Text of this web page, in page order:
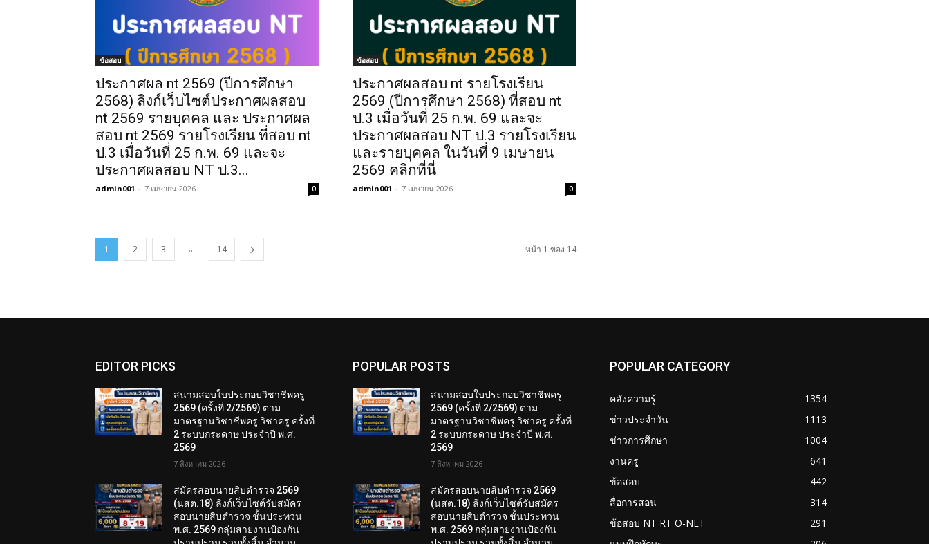
ข้อสอบ
ประกาศผล nt 2569 (ปีการศึกษา
2568) ลิงก์เว็บไซต์ประกาศผลสอบ
nt 2569 รายบุคคล และ ประกาศผล
สอบ nt 2569 รายโรงเรียน ที่สอบ nt
ป.3 เมื่อวันที่ 25 ก.พ. 69 และจะ
ประกาศผลสอบ NT ป.3...
admin001 - 7 เมษายน 2026 0
ข้อสอบ
ประกาศผลสอบ nt รายโรงเรียน
2569 (ปีการศึกษา 2568) ที่สอบ nt
ป.3 เมื่อวันที่ 25 ก.พ. 69 และจะ
ประกาศผลสอบ NT ป.3 รายโรงเรียน
และรายบุคคล ในวันที่ 9 เมษายน
2569 คลิกที่นี่
admin001 - 7 เมษายน 2026 0
1 2 3 ... 14 หน้า 1 ของ 14
EDITOR PICKS
สนามสอบใบประกอบวิชาชีพครู
2569 (ครั้งที่ 2/2569) ตาม
มาตรฐานวิชาชีพครู วิชาครู ครั้งที่
2 ระบบกระดาษ ประจำปี พ.ศ.
2569
7 สิงหาคม 2026
สมัครสอบนายสิบตำรวจ 2569
(นสต.18) ลิงก์เว็บไซต์รับสมัคร
สอบนายสิบตำรวจ ชั้นประทวน
พ.ศ. 2569 กลุ่มสายงานป้องกัน
POPULAR POSTS
สนามสอบใบประกอบวิชาชีพครู
2569 (ครั้งที่ 2/2569) ตาม
มาตรฐานวิชาชีพครู วิชาครู ครั้งที่
2 ระบบกระดาษ ประจำปี พ.ศ.
2569
7 สิงหาคม 2026
สมัครสอบนายสิบตำรวจ 2569
(นสต.18) ลิงก์เว็บไซต์รับสมัคร
สอบนายสิบตำรวจ ชั้นประทวน
พ.ศ. 2569 กลุ่มสายงานป้องกัน
POPULAR CATEGORY
คลังความรู้
1354
ข่าวประจำวัน
1113
ข่าวการศึกษา
1004
งานครู
641
ข้อสอบ
442
สื่อการสอน
314
ข้อสอบ NT RT O-NET
291